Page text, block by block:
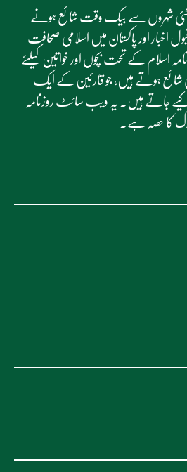
اسلام 2001 سے کئی شہروں سے بیک وقت شائع ہونے
اخبار اور پاکستان میں اسلامی صحافت
اسلام کے تحت بچوں اور خواتین کیلئے
شائع ہوتے ہیں، جو قارئین کے ایک
کیے جاتے ہیں۔ یہ ویب سائٹ روزنامہ
کا حصہ ہے۔